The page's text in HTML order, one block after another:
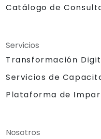
Catálogo de
Servicios
Transformación
Servicios de
Plataforma de
Nosotros